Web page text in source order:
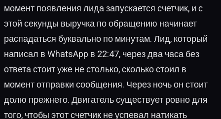
момент появления лида запускается счетчик, и с
этой секунды выручка по обращению начинает
распадаться буквально по минутам. Лид, который
написал в WhatsApp в 22:47, через два часа без
ответа стоит уже не столько, сколько стоил в
момент отправки сообщения. Через ночь он стоит
долю прежнего. Двигатель существует ровно для
того, чтобы этот счетчик не успевал натикать